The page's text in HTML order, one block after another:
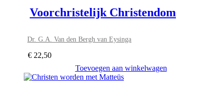
Voorchristelijk Christendom
Dr. G.A. Van den Bergh van Eysinga
€ 22,50
Toevoegen aan winkelwagen